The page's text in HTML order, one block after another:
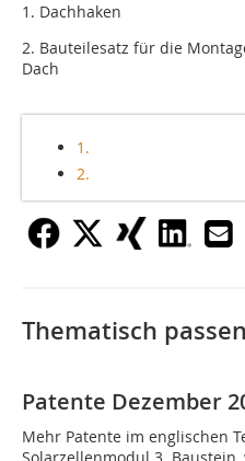
1. Dachhaken
2. Bauteilesatz für die
Dach
1.
2.
Thematisch
Patente Dezember
Mehr Patente im englischen